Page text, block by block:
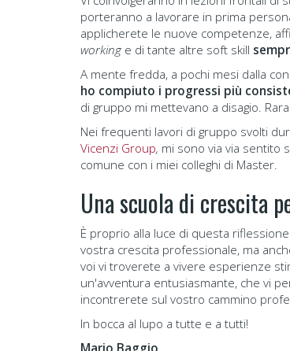
porteranno a lavorare in prima
applicherete le nuove competenze,
workinge di tante altre soft skill
A mente fredda, a pochi mesi dalla
ho compiuto i progressi più
di gruppo mi mettevano a disagio.
Nei frequenti lavori di gruppo svolti
Vicenzi Group, mi sono via via sentito
comune con i miei colleghi di Master.
Una scuola di crescita
È proprio alla luce di questa
vostra crescita professionale, ma
voi vi troverete a vivere esperienze
un'avventura entusiasmante, che vi
incontrerete sul vostro cammino
In bocca al lupo a tutte e a tutti!
Mario Baggio